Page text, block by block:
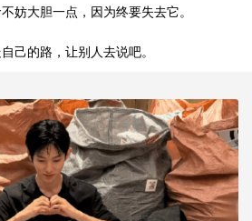
妨大胆一点，因为终要失去它。
己的路，让别人去说吧。